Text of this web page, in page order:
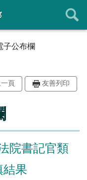
子公布欄
頁 友善列印
院書記官類
結果